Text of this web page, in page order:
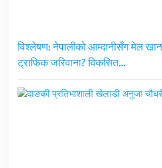
विश्लेषण: नेपालीको आम्दानीसँग मेल
ट्राफिक जरिवाना? विकसित…